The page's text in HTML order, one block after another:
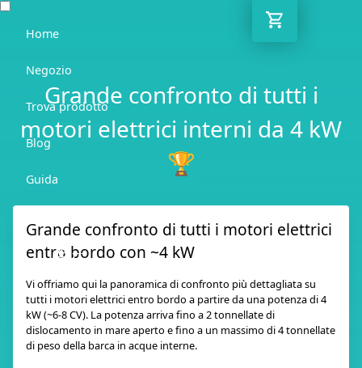
Home
Negozio
Trova prodotto
Blog
Guida
IT
Grande confronto di tutti i
motori elettrici interni da 4 kW
🏆
Grande confronto di tutti i motori elettrici
entro bordo con ~4 kW
Vi offriamo qui la panoramica di confronto più dettagliata su
tutti i motori elettrici entro bordo a partire da una potenza di 4
kW (~6-8 CV). La potenza arriva fino a 2 tonnellate di
dislocamento in mare aperto e fino a un massimo di 4 tonnellate
di peso della barca in acque interne.